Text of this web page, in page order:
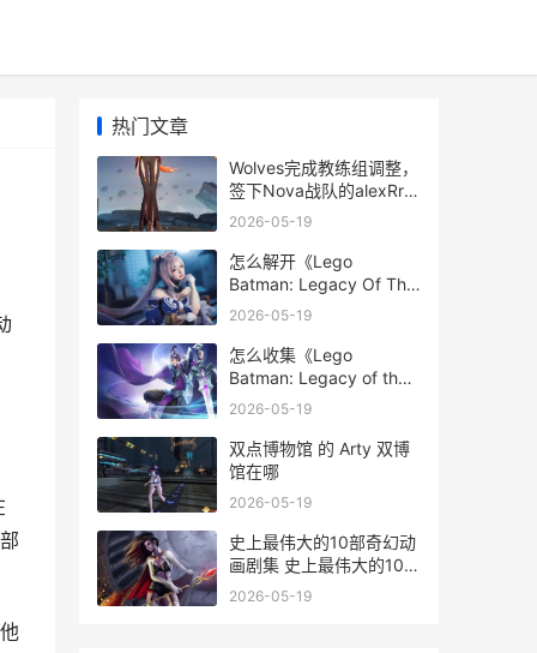
热门文章
Wolves完成教练组调整，
签下Nova战队的alexRr
lolwe教练
2026-05-19
怎么解开《Lego
Batman: Legacy Of The
Dark Knight》中全部的
commander怎么用
2026-05-19
怎么收集《Lego
Batman: Legacy of the
Dark Knight》中全部潜
land在哪里
2026-05-19
双点博物馆 的 Arty 双博
馆在哪
2026-05-19
史上最伟大的10部奇幻动
画剧集 史上最伟大的10名
退役巨星
2026-05-19